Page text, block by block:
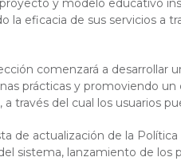
y modelo educativo
eficacia de sus servicios a
comenzará a
prácticas y promoviendo
través del cual los usuarios
de actualización de la
sistema, lanzamiento de